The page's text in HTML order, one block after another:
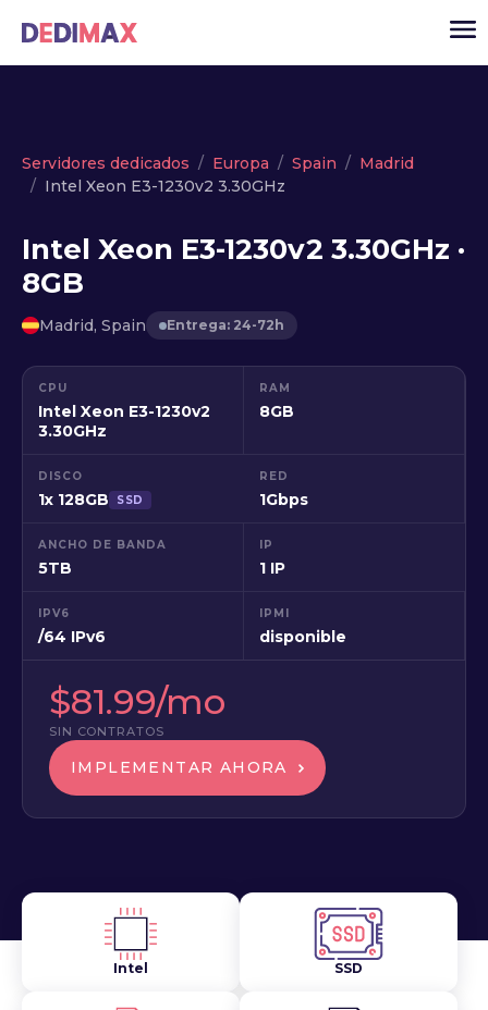
Cloud
Servidores dedicados
Noticias
Servidores dedicados Europa Spain
Madrid
Intel Xeon E3-1230v2 3.30GHz
Intel Xeon E3-1230v2 3.30GHz ·
8GB
Madrid, Spain Entrega: 24-72h
CPU
Intel Xeon E3-1230v2
3.30GHz
RAM
8GB
DISCO
1x 128GB SSD
RED
1Gbps
ANCHO DE BANDA
5TB
IP
1 IP
IPV6
/64 IPv6
IPMI
disponible
$81.99/mo
SIN CONTRATOS
IMPLEMENTAR AHORA
Intel SSD